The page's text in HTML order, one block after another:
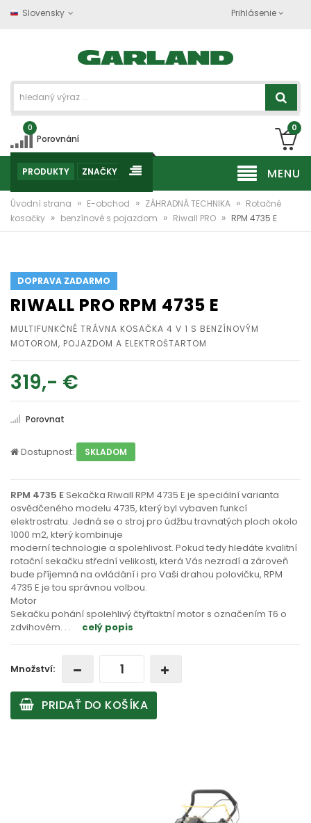
Slovensky Prihlásenie
0
Porovnání
0
MENU
PRODUKTY ZNAČKY
Úvodní strana » E-obchod » ZÁHRADNÁ TECHNIKA » Rotačné
kosačky » benzínové s pojazdom » Riwall PRO » RPM 4735 E
DOPRAVA ZADARMO
RIWALL PRO RPM 4735 E
MULTIFUNKČNÉ TRÁVNA KOSAČKA 4 V 1 S BENZÍNOVÝM
MOTOROM, POJAZDOM A ELEKTROŠTARTOM
319,- €
Porovnat
Dostupnost: SKLADOM
RPM 4735 ESekačka Riwall RPM 4735 E je speciální varianta
osvědčeného modelu 4735, který byl vybaven funkcí
elektrostratu. Jedná se o stroj pro údžbu travnatých ploch okolo
1000 m2, který kombinuje
moderní technologie a spolehlivost. Pokud tedy hledáte kvalitní
rotační sekačku střední velikosti, která Vás nezradí a zároveň
bude příjemná na ovládání i pro Vaši drahou polovičku, RPM
4735 E je tou správnou volbou.
Motor
Sekačku pohání spolehlivý čtyřtaktní motor s označením T6 o
zdvihovém. . . celý popis
Množství:
PRIDAŤ DO KOŠÍKA